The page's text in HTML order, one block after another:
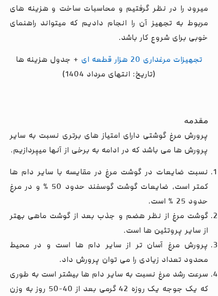
میرود را در نظر گرفتیم و محاسبات ساخت و هزینه های
مربوط به تجهیز آن را انجام دادیم که میتواند راهنمای
خوبی برای شروع کار باشد.
تجهیزات مرغداری 20 هزار قطعه ای
+ جدول هزینه ها
(تاریخ: انتهای مرداد 1404)
مقدمه
پرورش مرغ گوشتی دارای امتیاز های برتری نسبت به سایر
پرورش ها می باشد که در ادامه به برخی از آنها میپردازیم.
نسبت ضایعات در گوشت مرغ در مقایسه با سایر دام ها
کمتر است، ضایعات گوشت گوسفند حدود 50 % و در مرغ
حدود 25 % است.
گوشت مرغ از نظر هضم و جذب بعد از گوشت ماهی بهتر
از سایر پروتئین ها است.
پرورش مرغ آسان تر از سایر دام ها است و در محیط
محدود تعداد زیادی را می توان پرورش داد.
سرعت رشد مرغ نسبت به سایر دام ها بیشتر است به طوری
که یک جوجه یک روزه 42 گرمی بعد از 40-50 روز به وزن